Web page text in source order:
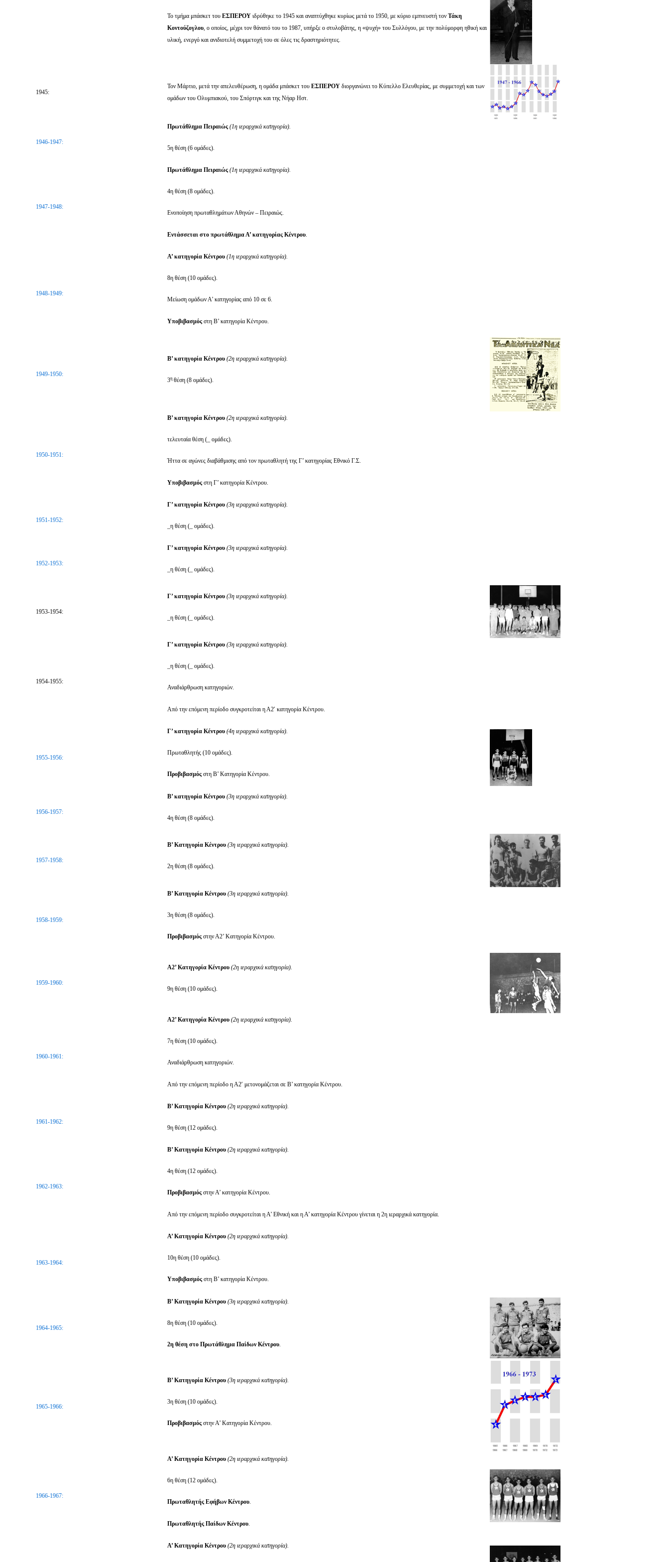
Το τμήμα μπάσκετ του ΕΣΠΕΡΟΥ ιδρύθηκε το 1945 και αναπτύχθηκε κυρίως μετά το 1950, με κύριο εμπνευστή τον Τάκη
Κοντούζογλου, ο οποίος, μέχρι τον θάνατό του το 1987, υπήρξε ο στυλοβάτης, η «ψυχή» του Συλλόγου, με την πολύμορφη ηθική και
υλική, ενεργό και ανιδιοτελή συμμετοχή του σε όλες τις δραστηριότητες.
1945:
Τον Μάρτιο, μετά την απελευθέρωση, η ομάδα μπάσκετ του ΕΣΠΕΡΟΥ διοργανώνει το Κύπελλο Ελευθερίας, με συμμετοχή και των
ομάδων του Ολυμπιακού, του Σπόρτιγκ και της Νήαρ Ηστ.
1946-1947:
Πρωτάθλημα Πειραιώς (1η ιεραρχικά κατηγορία).
5η θέση (6 ομάδες).
1947-1948:
Πρωτάθλημα Πειραιώς (1η ιεραρχικά κατηγορία).
4η θέση (8 ομάδες).
Ενοποίηση πρωταθλημάτων Αθηνών – Πειραιώς.
Εντάσσεται στο πρωτάθλημα Α’ κατηγορίας Κέντρου
1948-1949:
Α’ κατηγορία Κέντρου (1η ιεραρχικά κατηγορία).
8η θέση (10 ομάδες).
Μείωση ομάδων Α’ κατηγορίας από 10 σε 6.
Υποβιβασμός στη Β’ κατηγορία Κέντρου.
1949-1950:
Β’ κατηγορία Κέντρου (2η ιεραρχικά κατηγορία).
3η θέση (8 ομάδες).
1950-1951:
Β’ κατηγορία Κέντρου (2η ιεραρχικά κατηγορία).
τελευταία θέση (_ ομάδες).
Ήττα σε αγώνες διαβάθμισης από τον πρωταθλητή της Γ’ κατηγορίας Εθνικό Γ.Σ.
Υποβιβασμός στη Γ’ κατηγορία Κέντρου.
1951-1952:
Γ’ κατηγορία Κέντρου (3η ιεραρχικά κατηγορία).
_η θέση (_ ομάδες).
1952-1953:
Γ’ κατηγορία Κέντρου (3η ιεραρχικά κατηγορία).
_η θέση (_ ομάδες).
1953-1954:
Γ’ κατηγορία Κέντρου (3η ιεραρχικά κατηγορία).
_η θέση (_ ομάδες).
1954-1955:
Γ’ κατηγορία Κέντρου (3η ιεραρχικά κατηγορία).
_η θέση (_ ομάδες).
Αναδιάρθρωση κατηγοριών.
Από την επόμενη περίοδο συγκροτείται η Α2′ κατηγορία Κέντρου.
1955-1956:
Γ’ κατηγορία Κέντρου (4η ιεραρχικά κατηγορία).
Πρωταθλητής (10 ομάδες).
Προβιβασμός στη Β’ Κατηγορία Κέντρου.
1956-1957:
Β’ κατηγορία Κέντρου (3η ιεραρχικά κατηγορία).
4η θέση (8 ομάδες).
1957-1958:
Β’ Κατηγορία Κέντρου (3η ιεραρχικά κατηγορία).
2η θέση (8 ομάδες).
1958-1959:
Β’ Κατηγορία Κέντρου (3η ιεραρχικά κατηγορία).
3η θέση (8 ομάδες).
Προβιβασμός στην Α2’ Κατηγορία Κέντρου.
1959-1960:
Α2’ Κατηγορία Κέντρου (2η ιεραρχικά κατηγορία).
9η θέση (10 ομάδες).
1960-1961:
Α2’ Κατηγορία Κέντρου (2η ιεραρχικά κατηγορία).
7η θέση (10 ομάδες).
Αναδιάρθρωση κατηγοριών.
Από την επόμενη περίοδο η Α2′ μετονομάζεται σε Β’ κατηγορία Κέντρου.
1961-1962:
Β’ Κατηγορία Κέντρου (2η ιεραρχικά κατηγορία).
9η θέση (12 ομάδες).
1962-1963:
Β’ Κατηγορία Κέντρου (2η ιεραρχικά κατηγορία).
4η θέση (12 ομάδες).
Προβιβασμός στην Α’ κατηγορία Κέντρου.
Από την επόμενη περίοδο συγκροτείται η Α’ Εθνική και η Α’ κατηγορία Κέντρου γίνεται η 2η ιεραρχικά κατηγορία.
1963-1964:
Α’ Κατηγορία Κέντρου (2η ιεραρχικά κατηγορία).
10η θέση (10 ομάδες).
Υποβιβασμός στη Β’ κατηγορία Κέντρου.
1964-1965:
Β’ Κατηγορία Κέντρου (3η ιεραρχικά κατηγορία).
8η θέση (10 ομάδες).
2η θέση στο Πρωτάθλημα Παίδων Κέντρου.
1965-1966:
Β’ Κατηγορία Κέντρου (3η ιεραρχικά κατηγορία).
3η θέση (10 ομάδες).
Προβιβασμός στην Α’ Κατηγορία Κέντρου.
1966-1967:
Α’ Κατηγορία Κέντρου (2η ιεραρχικά κατηγορία).
6η θέση (12 ομάδες).
Πρωταθλητής Εφήβων Κέντρου.
Πρωταθλητής Παίδων Κέντρου
Α’ Κατηγορία Κέντρου (2η ιεραρχικά κατηγορία).